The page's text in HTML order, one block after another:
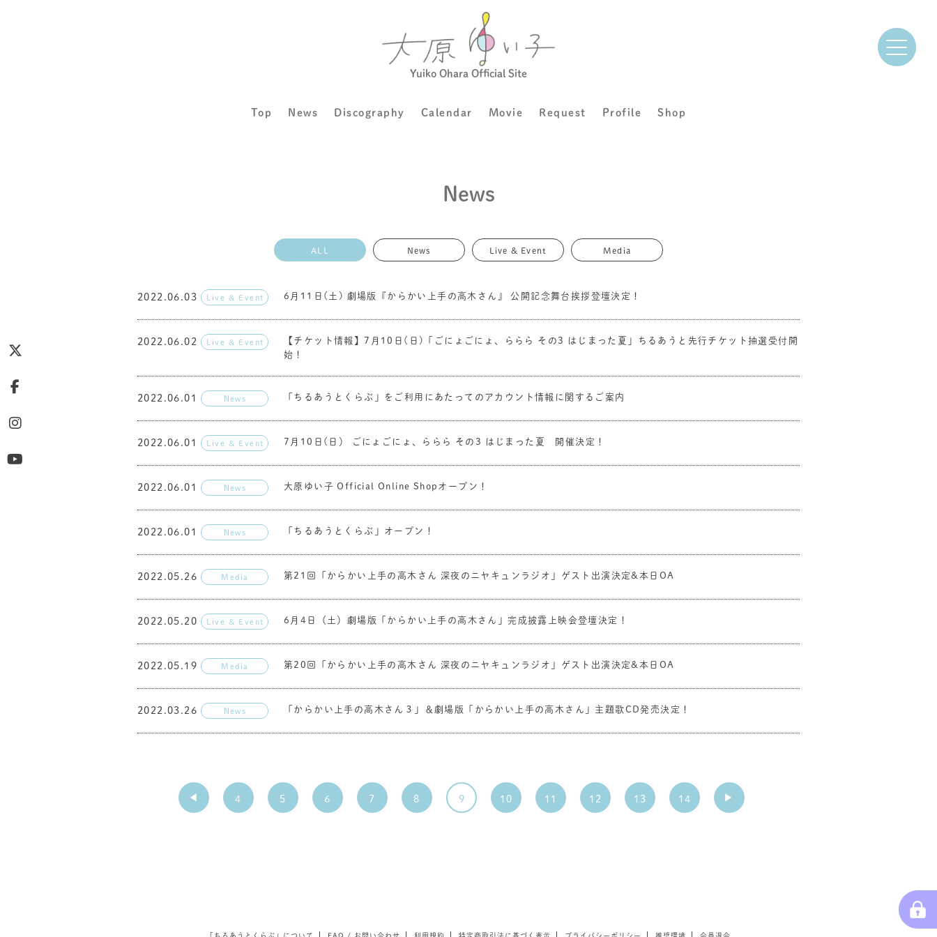
Yuiko Ohara Official Site
Top News Discography Calendar Movie Request Profile Shop
News
ALL News Live & Event Media
2022.06.03 Live & Event 6月11日(土) 劇場版『からかい上手の高木さん』 公開記念舞台挨拶登壇決定！
2022.06.02 Live & Event
【チケット情報】7月10日(日)「ごにょごにょ、ららら その3 はじまった夏」ちるあうと先行チケット抽選受付開
始！
2022.06.01 News 「ちるあうとくらぶ」をご利用にあたってのアカウント情報に関するご案内
2022.06.01 Live & Event 7月10日(日） ごにょごにょ、ららら その3 はじまった夏 開催決定！
2022.06.01 News 大原ゆい子 Official Online Shopオープン！
2022.06.01 News 「ちるあうとくらぶ」オープン！
2022.05.26 Media 第21回「からかい上手の高木さん 深夜のニヤキュンラジオ」ゲスト出演決定&本日OA
2022.05.20 Live & Event 6月4日（土）劇場版「からかい上手の高木さん」完成披露上映会登壇決定！
2022.05.19 Media 第20回「からかい上手の高木さん 深夜のニヤキュンラジオ」ゲスト出演決定&本日OA
2022.03.26 News 「からかい上手の高木さん３」＆劇場版「からかい上手の高木さん」主題歌CD発売決定！
4 5 6 7 8 9 10 11 12 13 14
「ちるあうとくらぶ」について FAQ / お問い合わせ 利用規約 特定商取引法に基づく表示 プライバシーポリシー 推奨環境 会員退会